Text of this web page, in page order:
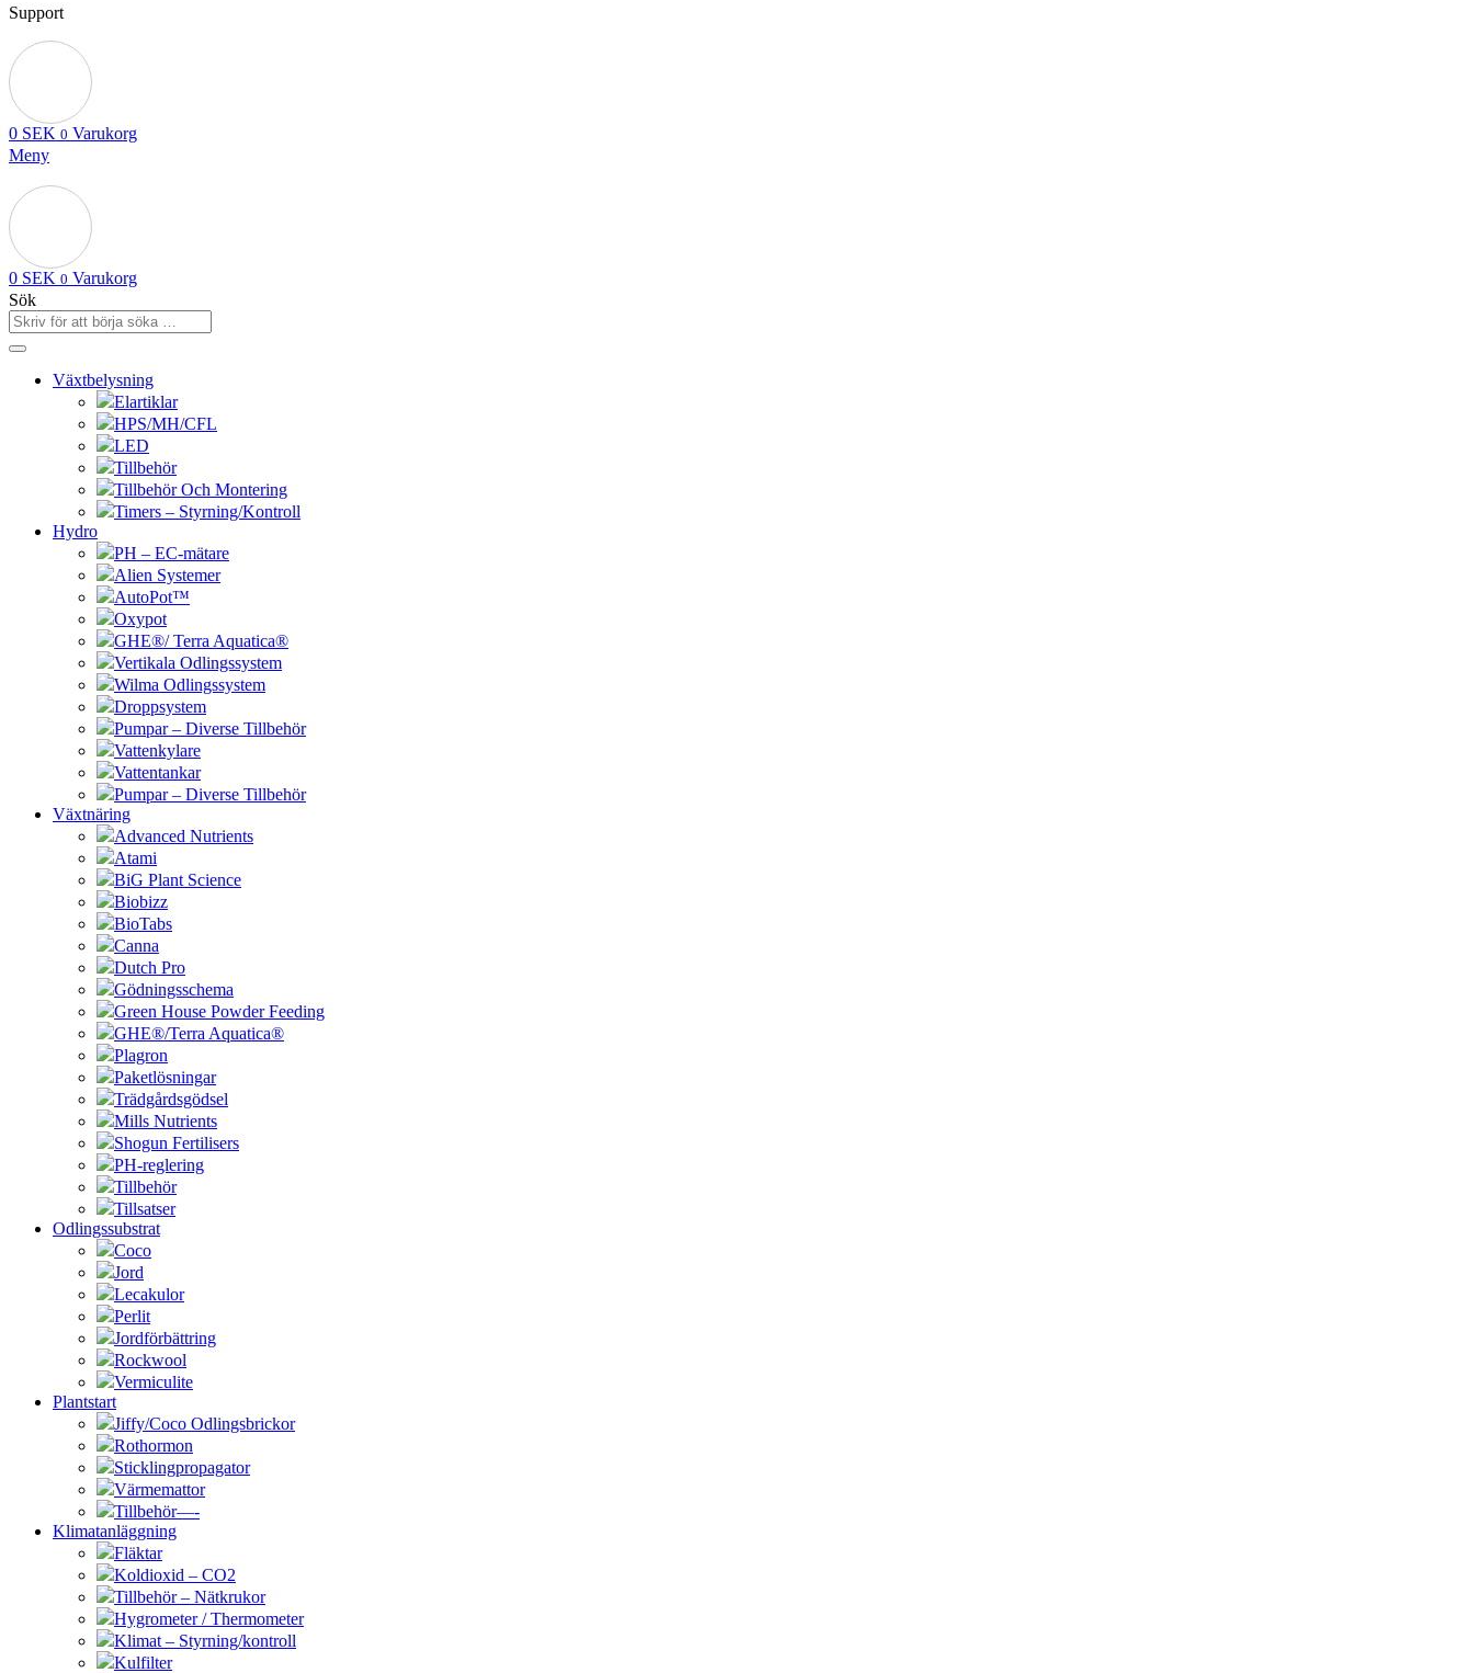
Support
0 SEK 0 Varukorg
Meny
0 SEK 0 Varukorg
Sök
Växtbelysning
Elartiklar
HPS/MH/CFL
LED
Tillbehör
Tillbehör Och Montering
Timers – Styrning/Kontroll
Hydro
PH – EC-mätare
Alien Systemer
AutoPot™
Oxypot
GHE®/ Terra Aquatica®
Vertikala Odlingssystem
Wilma Odlingssystem
Droppsystem
Pumpar – Diverse Tillbehör
Vattenkylare
Vattentankar
Pumpar – Diverse Tillbehör
Växtnäring
Advanced Nutrients
Atami
BiG Plant Science
Biobizz
BioTabs
Canna
Dutch Pro
Gödningsschema
Green House Powder Feeding
GHE®/Terra Aquatica®
Plagron
Paketlösningar
Trädgårdsgödsel
Mills Nutrients
Shogun Fertilisers
PH-reglering
Tillbehör
Tillsatser
Odlingssubstrat
Coco
Jord
Lecakulor
Perlit
Jordförbättring
Rockwool
Vermiculite
Plantstart
Jiffy/Coco Odlingsbrickor
Rothormon
Sticklingpropagator
Värmemattor
Tillbehör—-
Klimatanläggning
Fläktar
Koldioxid – CO2
Tillbehör – Nätkrukor
Hygrometer / Thermometer
Klimat – Styrning/kontroll
Kulfilter